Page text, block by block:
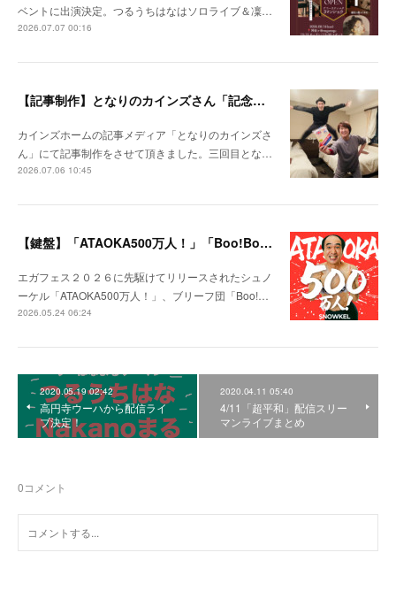
ベントに出演決定。つるうちはなはソロライブ＆凜…
2026.07.07 00:16
【記事制作】となりのカインズさん「記念日を忘れがちな夫婦が、なんでもない日にプレゼントを贈りあってみた」
カインズホームの記事メディア「となりのカインズさ
ん」にて記事制作をさせて頂きました。三回目とな…
2026.07.06 10:45
【鍵盤】「ATAOKA500万人！」「Boo!Boo!Boost!」
エガフェス２０２６に先駆けてリリースされたシュノ
ーケル「ATAOKA500万人！」、ブリーフ団「Boo!…
2026.05.24 06:24
2020.05.19 02:42
高円寺ウーハから配信ライ
ブ決定！
2020.04.11 05:40
4/11「超平和」配信スリー
マンライブまとめ
0コメント